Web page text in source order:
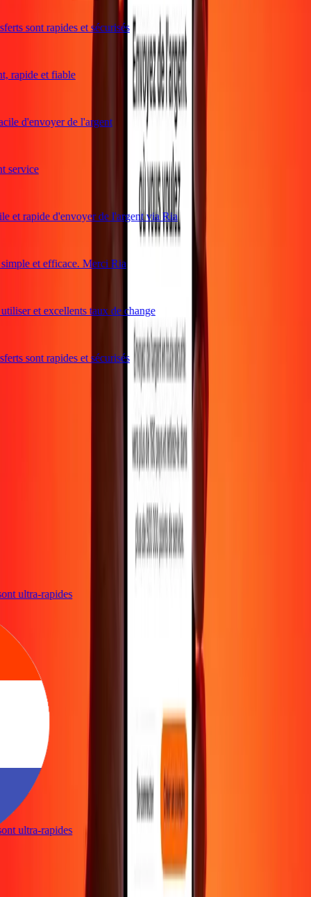
sont rapides et sécurisés
rapide et fiable
d'envoyer de l'argent
et rapide d'envoyer de l'argent via Ria
et efficace. Merci Ria
et excellents taux de change
sont rapides et sécurisés
ultra-rapides
ultra-rapides